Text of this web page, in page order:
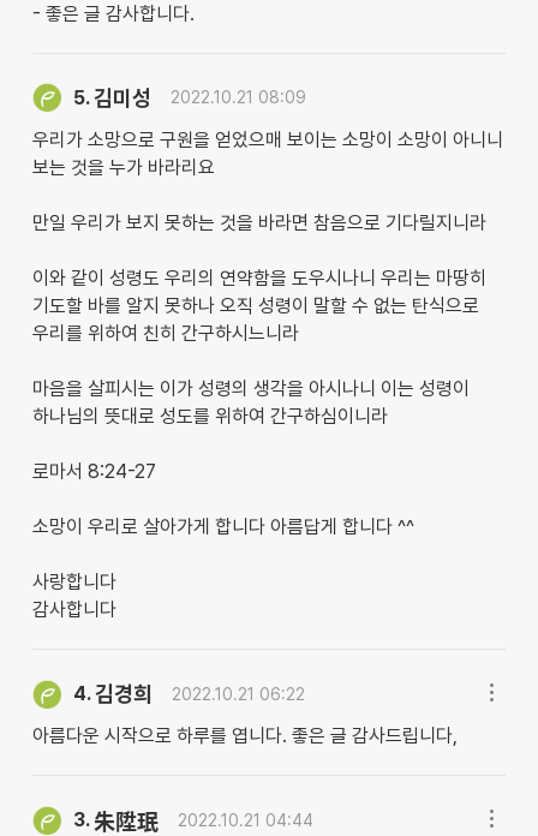
- 좋은 글 감사합니다.
5.김미성 2022.10.21 08:09
우리가 소망으로 구원을 얻었으매 보이는 소망이 소망이 아니니
보는 것을 누가 바라리요
만일 우리가 보지 못하는 것을 바라면 참음으로 기다릴지니라
이와 같이 성령도 우리의 연약함을 도우시나니 우리는 마땅히
기도할 바를 알지 못하나 오직 성령이 말할 수 없는 탄식으로
우리를 위하여 친히 간구하시느니라
마음을 살피시는 이가 성령의 생각을 아시나니 이는 성령이
하나님의 뜻대로 성도를 위하여 간구하심이니라
로마서 8:24-27
소망이 우리로 살아가게 합니다 아름답게 합니다 ^^
사랑합니다
감사합니다
4.김경희 2022.10.21 06:22
아름다운 시작으로 하루를 엽니다. 좋은 글 감사드립니다,
3. 朱陞珉 2022.10.21 04:44